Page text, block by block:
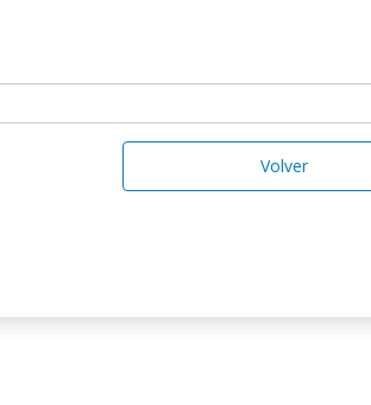
Volver